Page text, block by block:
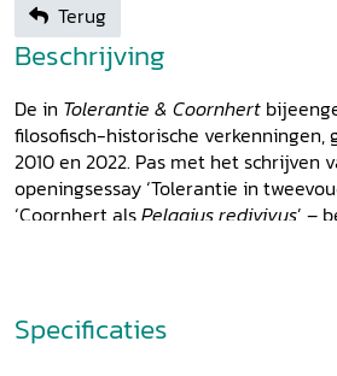
Terug
Beschrijving
De in Tolerantie & Coornhert
filosofisch-historische verkenningen,
2010 en 2022. Pas met het schrijven
openingsessay ‘Tolerantie in
‘Coornhert alsPelagius redivivus’ –
duidelijk, dat en hoe deze stukken
daaraan voorafgaande teksten op
gemeenschappelijk richtpunt: de
inhoudelijke, conceptuele binding
Specificaties